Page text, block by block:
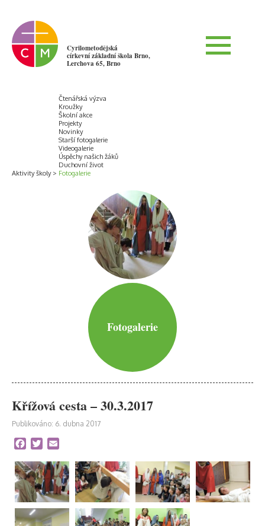
Cyrilometodějská
církevní základní škola Brno,
Lerchova 65, Brno
Aktivity školy
Čtenářská výzva
Kroužky
Školní akce
Projekty
Novinky
Starší fotogalerie
Videogalerie
Úspěchy našich žáků
Duchovní život
Fotogalerie
Fotogalerie
Křížová cesta – 30.3.2017
Publikováno: 6. dubna 2017
Facebook
Twitter